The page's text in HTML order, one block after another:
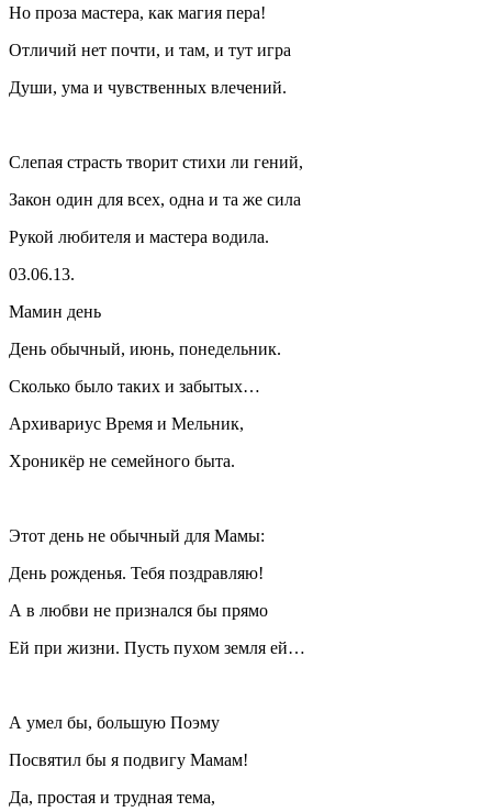
Но проза мастера, как магия пера!
Отличий нет почти, и там, и тут игра
Души, ума и чувственных влечений.
Слепая страсть творит стихи ли гений,
Закон один для всех, одна и та же сила
Рукой любителя и мастера водила.
03.06.13.
Мамин день
День обычный, июнь, понедельник.
Сколько было таких и забытых…
Архивариус Время и Мельник,
Хроникёр не семейного быта.
Этот день не обычный для Мамы:
День рожденья. Тебя поздравляю!
А в любви не признался бы прямо
Ей при жизни. Пусть пухом земля ей…
А умел бы, большую Поэму
Посвятил бы я подвигу Мамам!
Да, простая и трудная тема,